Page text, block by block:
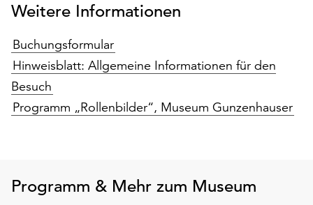
Weitere Informationen
Buchungsformular
Hinweisblatt: Allgemeine Informationen für den
Besuch
Programm „Rollenbilder“, Museum Gunzenhauser
Programm & Mehr zum Museum